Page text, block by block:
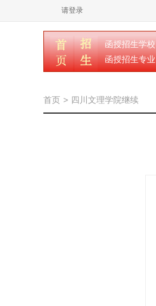
请登录
函授招生学校
函授招生专业
首页 > 四川文理学院继续